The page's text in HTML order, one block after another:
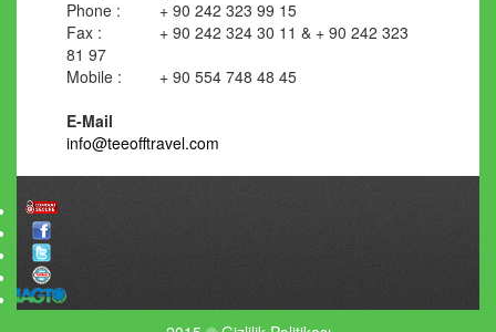
Phone :
+ 90 242 323 99 15
Fax :
+ 90 242 324 30 11 & + 90 242 323
81 97
Mobile :
+ 90 554 748 48 45
E-Mail
info@teeofftravel.com